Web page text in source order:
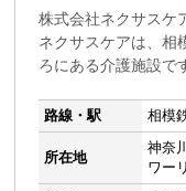
株式会社ネクサスケ
ネクサスケアは、相
ろにある介護施設で
路線・駅 相模
所在地
神奈
ワー